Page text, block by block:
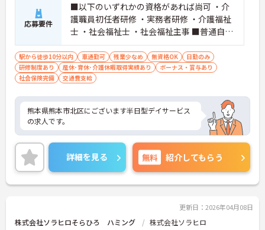
応募要件
■以下のいずれかの資格があれば尚可 ・介
護職員初任者研修 ・実務者研修 ・介護福祉
士 ・社会福祉士 ・社会福祉主事 ■普通自動
車運転免許必須
駅から徒歩10分以内 車通勤可 残業少なめ 無資格OK
日勤のみ
研修制度あり
産休･育休･介護休暇取得実績あり
ボーナス・賞与あり
社会保険完備
交通費支給
熊本県熊本市北区にございます半日型デイサービス
の求人です。
詳細を見る 無料 紹介してもらう
更新日：2026年04月08日
株式会社ソラヒロそらひろ ハミング 株式会社ソラヒロ